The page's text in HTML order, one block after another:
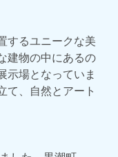
するユニークな美
建物の中にあるの
示場となっていま
て、自然とアート